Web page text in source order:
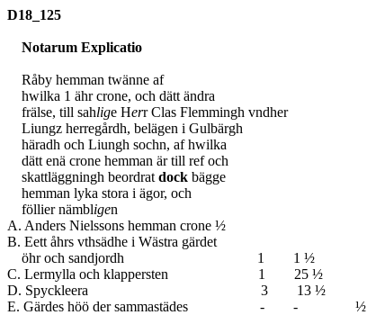
D18_125
Notarum Explicatio
Råby hemman twänne af
hwilka 1 ähr crone, och dätt ändra
frälse, till sahlige Herr Clas Flemmingh vndher
Liungz herregårdh, belägen i Gulbärgh
häradh och Liungh sochn, af hwilka
dätt enä crone hemman är till ref och
skattläggningh beordrat dock bägge
hemman lyka stora i ägor, och
föllier nämbligen
A. Anders Nielssons hemman crone ½
B. Eett åhrs vthsädhe i Wästra gärdet
öhr och sandjordh 1 1 ½
C. Lermylla och klappersten 1 25 ½
D. Spyckleera 3 13 ½
E. Gärdes höö der sammastädes - - ½